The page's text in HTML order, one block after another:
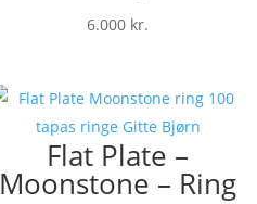
6.000 kr.
Flat Plate –
Moonstone – Ring